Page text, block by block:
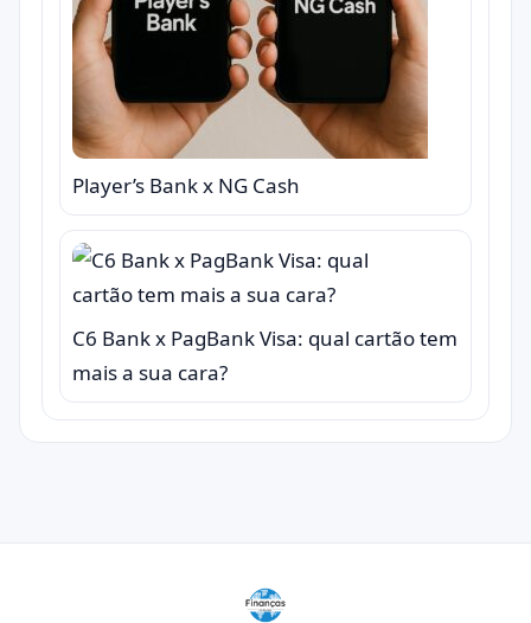
Player’s Bank x NG Cash
C6 Bank x PagBank Visa: qual cartão tem
mais a sua cara?